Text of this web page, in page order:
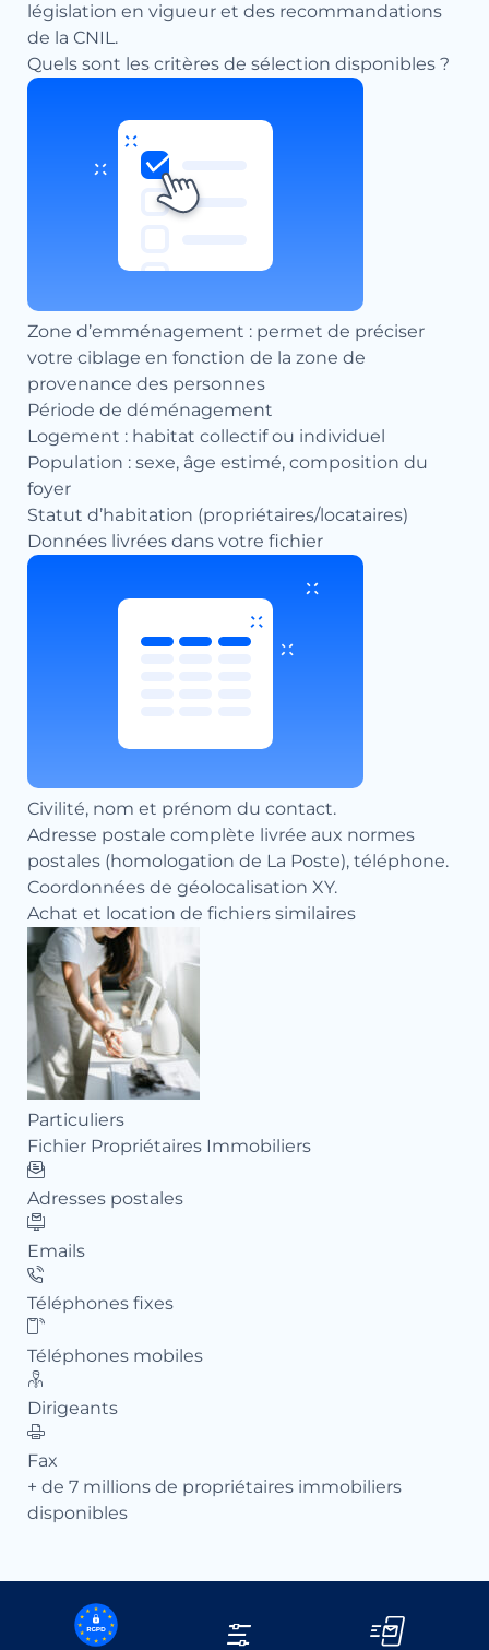
législation en vigueur et des recommandations
de la CNIL.
Quels sont les critères de sélection disponibles ?
Zone d’emménagement : permet de préciser
votre ciblage en fonction de la zone de
provenance des personnes
Période de déménagement
Logement : habitat collectif ou individuel
Population : sexe, âge estimé, composition du
foyer
Statut d’habitation (propriétaires/locataires)
Données livrées dans votre fichier
Civilité, nom et prénom du contact.
Adresse postale complète livrée aux normes
postales (homologation de La Poste), téléphone.
Coordonnées de géolocalisation XY.
Achat et location de fichiers similaires
Particuliers
Fichier Propriétaires Immobiliers
Adresses postales
Emails
Téléphones fixes
Téléphones mobiles
Dirigeants
Fax
+ de 7 millions de propriétaires immobiliers
disponibles